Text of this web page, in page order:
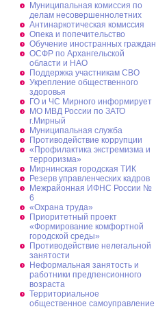
Муниципальная комиссия по
делам несовершеннолетних
Антинаркотическая комиссия
Опека и попечительство
Обучение иностранных граждан
ОСФР по Архангельской
области и НАО
Поддержка участникам СВО
Укрепление общественного
здоровья
ГО и ЧС Мирного информирует
МО МВД России по ЗАТО
г.Мирный
Муниципальная cлужба
Противодействие коррупции
«Профилактика экстремизма и
терроризма»
Мирнинская городская ТИК
Резерв управленческих кадров
Межрайонная ИФНС России №
6
«Охрана труда»
Приоритетный проект
«Формирование комфортной
городской среды»
Противодействие нелегальной
занятости
Неформальная занятость и
работники предпенсионного
возраста
Территориальное
общественное самоуправление